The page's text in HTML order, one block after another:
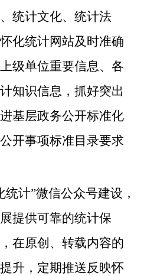
统计文化、统计法
怀化统计网站及时准确
级单位重要信息、各
知识信息 ， 抓好突出
基层政务公开标准化
开事项标准目录要求
统计”微信公众号建设，
提供可靠的统计保
在原创、转载内容的
升，定期推送反映怀